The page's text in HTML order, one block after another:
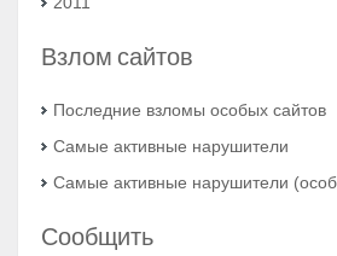
Взлом сайтов
Последние взломы особых сайтов
Самые активные нарушители
Самые активные нарушители
Сообщить